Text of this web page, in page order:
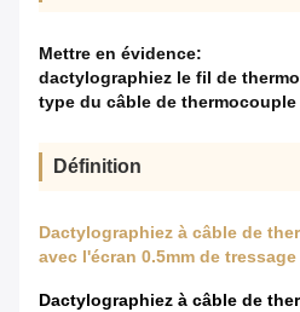
Mettre en évidence:
dactylographiez le fil de
type du câble de thermocouple
Définition
Dactylographiez à câble de
avec l'écran 0.5mm de tressage
Dactylographiez à câble de